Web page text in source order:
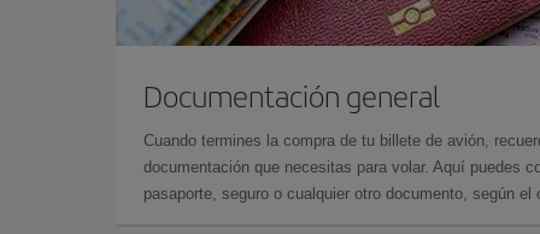
Documentación general
Cuando termines la compra de tu billete de avión,
documentación que necesitas para volar. Aquí puedes
pasaporte, seguro o cualquier otro documento, según